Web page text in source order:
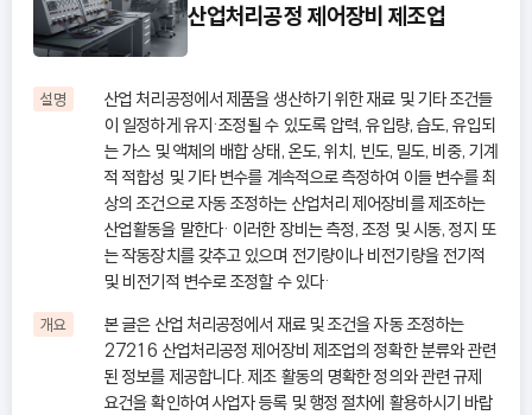
산업처리공정 제어장비 제조업
설명
산업 처리공정에서 제품을 생산하기 위한 재료 및 기타 조건들
이 일정하게 유지·조정될 수 있도록 압력, 유입량, 습도, 유입되
는 가스 및 액체의 배합 상태, 온도, 위치, 빈도, 밀도, 비중, 기계
적 적합성 및 기타 변수를 계속적으로 측정하여 이들 변수를 최
상의 조건으로 자동 조정하는 산업처리 제어장비를 제조하는
산업활동을 말한다· 이러한 장비는 측정, 조정 및 시동, 정지 또
는 작동장치를 갖추고 있으며 전기량이나 비전기량을 전기적
및 비전기적 변수로 조정할 수 있다·
개요
본 글은 산업 처리공정에서 재료 및 조건을 자동 조정하는
27216 산업처리공정 제어장비 제조업의 정확한 분류와 관련
된 정보를 제공합니다. 제조 활동의 명확한 정의와 관련 규제
요건을 확인하여 사업자 등록 및 행정 절차에 활용하시기 바랍